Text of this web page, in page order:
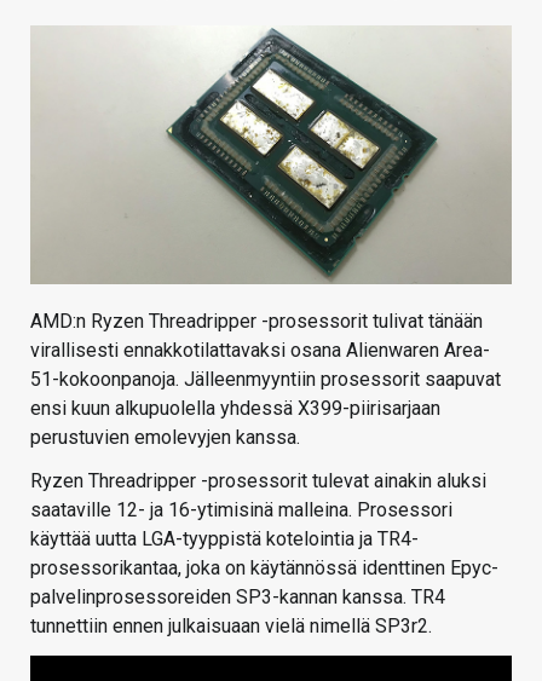
AMD:n Ryzen Threadripper -prosessorit tulivat tänään
virallisesti ennakkotilattavaksi osana Alienwaren Area-
51-kokoonpanoja. Jälleenmyyntiin prosessorit saapuvat
ensi kuun alkupuolella yhdessä X399-piirisarjaan
perustuvien emolevyjen kanssa.
Ryzen Threadripper -prosessorit tulevat ainakin aluksi
saataville 12- ja 16-ytimisinä malleina. Prosessori
käyttää uutta LGA-tyyppistä kotelointia ja TR4-
prosessorikantaa, joka on käytännössä identtinen Epyc-
palvelinprosessoreiden SP3-kannan kanssa. TR4
tunnettiin ennen julkaisuaan vielä nimellä SP3r2.